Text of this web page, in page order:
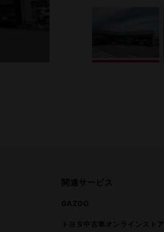
関連サービス
GAZOO
トヨタ中古車オンラインストア